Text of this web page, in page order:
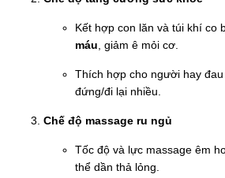
Kết hợp con lăn và túi khí co
máu, giảm ê mỏi cơ.
Thích hợp cho người hay
đứng/đi lại nhiều.
Chế độ massage ru ngủ
Tốc độ và lực massage êm
thể dần thả lỏng.